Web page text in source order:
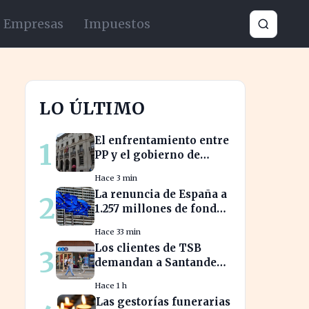
Empresas Impuestos
LO ÚLTIMO
1
El enfrentamiento entre
PP y el gobierno de
fiscal local
Hace 3 min
2
La renuncia de España a
1.257 millones de fondos
proyectos clave
Hace 33 min
3
Los clientes de TSB
demandan a Santander
Northern Rock
afectadas
Hace 1 h
Las gestorías funerarias